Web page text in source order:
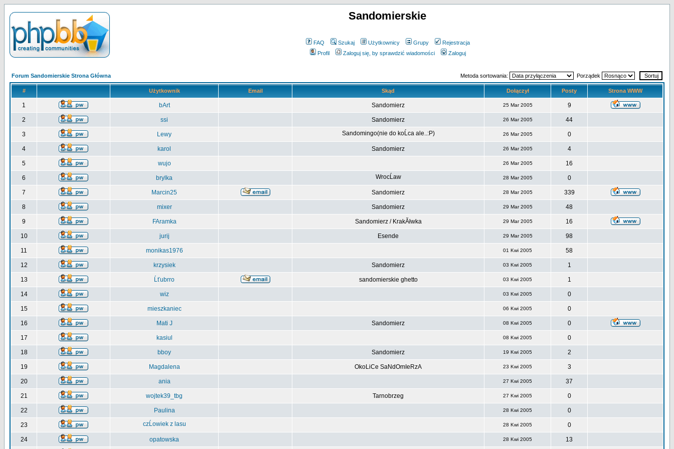
Sandomierskie
FAQ Szukaj Użytkownicy Grupy
Rejestracja
Profil
Zaloguj się, by sprawdzić wiadomości Zaloguj
Forum Sandomierskie Strona Główna Metoda sortowania: Porządek
# Użytkownik Email Skąd Dołączył Posty Strona WWW
1 bArt Sandomierz 25 Mar 2005 9
2 ssi Sandomierz 26 Mar 2005 44
3 Lewy Sandomingo(nie do koĹca ale..:P) 26 Mar 2005 0
4 karol Sandomierz 26 Mar 2005 4
5 wujo 26 Mar 2005 16
6 brylka WrocĹaw 28 Mar 2005 0
7 Marcin25 Sandomierz 28 Mar 2005 339
8 mixer Sandomierz 29 Mar 2005 48
9 FAramka Sandomierz / KrakĂłwka 29 Mar 2005 16
10 jurij Esende 29 Mar 2005 98
11 monikas1976 01 Kwi 2005 58
12 krzysiek Sandomierz 03 Kwi 2005 1
13 Ĺťubrro sandomierskie ghetto 03 Kwi 2005 1
14 wiz 03 Kwi 2005 0
15 mieszkaniec 06 Kwi 2005 0
16 Mati J Sandomierz 08 Kwi 2005 0
17 kasiul 08 Kwi 2005 0
18 bboy Sandomierz 19 Kwi 2005 2
19 Magdalena OkoLiCe SaNdOmIeRzA 23 Kwi 2005 3
20 ania 27 Kwi 2005 37
21 wojtek39_tbg Tarnobrzeg 27 Kwi 2005 0
22 Paulina 28 Kwi 2005 0
23 czĹowiek z lasu 28 Kwi 2005 0
24 opatowska 28 Kwi 2005 13